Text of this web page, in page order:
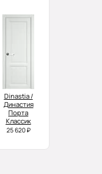
Dinastia /
Династия
Порта
Классик
25 620 ₽